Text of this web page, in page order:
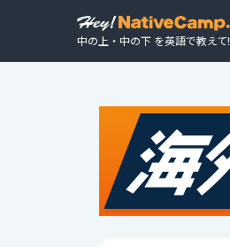
中の上・中の下 を英語で教えて!